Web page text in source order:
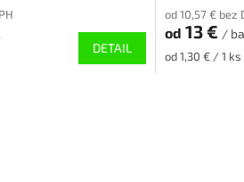
DETAIL
od 10,57 € bez
od 13 € /
Jednotková
od 1,30 € / 1 ks